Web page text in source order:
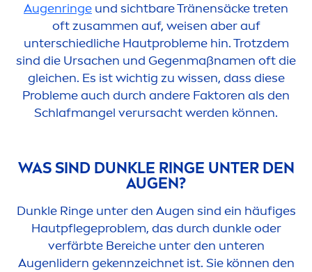
Augenringe und sichtbare Tränensäcke treten
oft zusammen auf, weisen aber auf
unterschiedliche Hautprobleme hin. Trotzdem
sind die Ursachen und Gegenmaßnamen oft die
gleichen. Es ist wichtig zu wissen, dass diese
Probleme auch durch andere Faktoren als den
Schlafmangel verursacht werden können.
WAS SIND DUNKLE RINGE UNTER DEN
AUGEN?
Dunkle Ringe unter den Augen sind ein häufiges
Hautpflegeproblem, das durch dunkle oder
verfärbte Bereiche unter den unteren
Augenlidern gekennzeichnet ist. Sie können den